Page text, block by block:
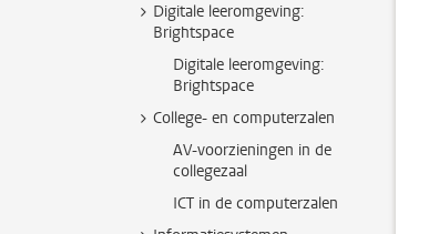
Digitale leeromgeving:
Brightspace
Digitale leeromgeving:
Brightspace
College- en computerzalen
AV-voorzieningen in de
collegezaal
ICT in de computerzalen